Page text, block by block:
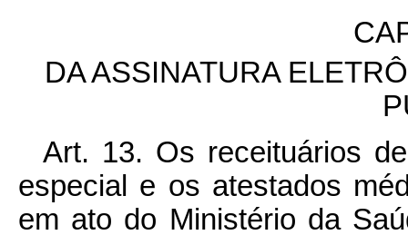
DA ASSINATURA
Art. 13. Os receituários
especial e os atestados
em ato do Ministério da